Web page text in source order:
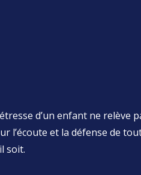
d’un enfant ne relève
l’écoute et la défense de
soit.